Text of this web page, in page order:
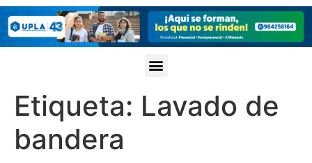
Etiqueta: Lavado de
bandera